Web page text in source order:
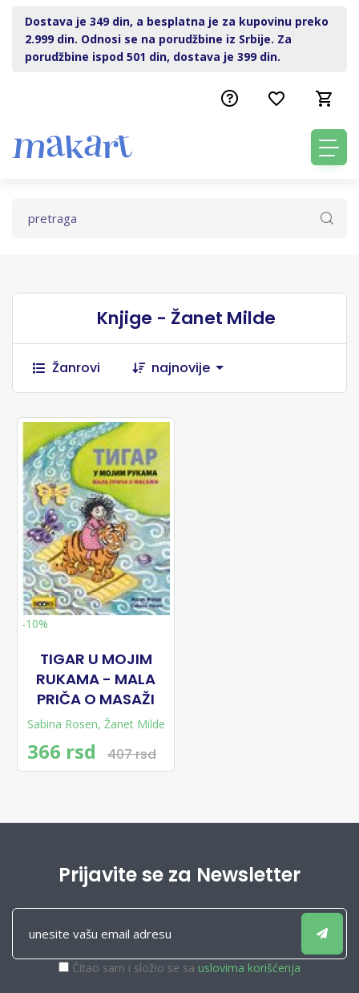
Dostava je 349 din, a besplatna je za kupovinu preko
2.999 din. Odnosi se na porudžbine iz Srbije. Za
porudžbine ispod 501 din, dostava je 399 din.
Knjige - Žanet Milde
Žanrovi najnovije
-10%
TIGAR U MOJIM
RUKAMA - MALA
PRIČA O MASAŽI
Sabina Rosen, Žanet Milde
366 rsd 407 rsd
Prijavite se za Newsletter
Čitao sam i složio se sa uslovima korišćenja